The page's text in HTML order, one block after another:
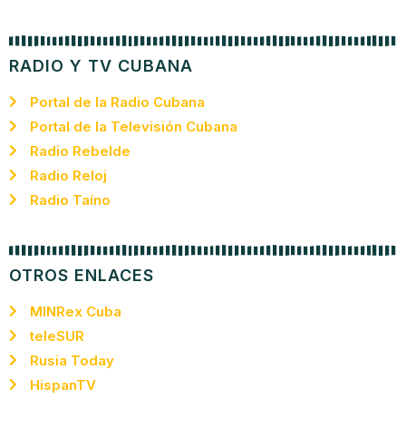
RADIO Y TV CUBANA
Portal de la Radio Cubana
Portal de la Televisión Cubana
Radio Rebelde
Radio Reloj
Radio Taíno
OTROS ENLACES
MINRex Cuba
teleSUR
Rusia Today
HispanTV